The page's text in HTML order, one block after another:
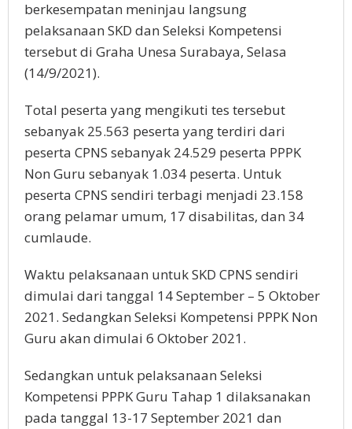
berkesempatan meninjau langsung
pelaksanaan SKD dan Seleksi Kompetensi
tersebut di Graha Unesa Surabaya, Selasa
(14/9/2021).
Total peserta yang mengikuti tes tersebut
sebanyak 25.563 peserta yang terdiri dari
peserta CPNS sebanyak 24.529 peserta PPPK
Non Guru sebanyak 1.034 peserta. Untuk
peserta CPNS sendiri terbagi menjadi 23.158
orang pelamar umum, 17 disabilitas, dan 34
cumlaude.
Waktu pelaksanaan untuk SKD CPNS sendiri
dimulai dari tanggal 14 September – 5 Oktober
2021. Sedangkan Seleksi Kompetensi PPPK Non
Guru akan dimulai 6 Oktober 2021.
Sedangkan untuk pelaksanaan Seleksi
Kompetensi PPPK Guru Tahap 1 dilaksanakan
pada tanggal 13-17 September 2021 dan